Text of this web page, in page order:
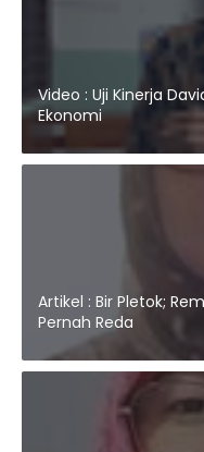
Video : Uji Kinerja
Ekonomi
Artikel : Bir Pletok;
Pernah Reda